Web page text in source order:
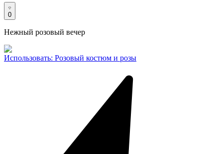
0
Нежный розовый вечер
Использовать: Розовый костюм и розы